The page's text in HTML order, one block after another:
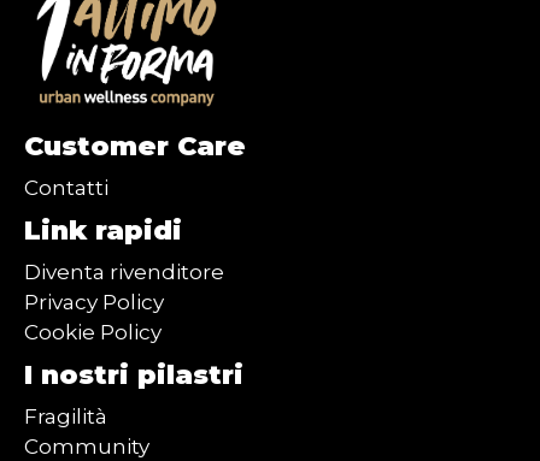
Customer Care
Contatti
Link rapidi
Diventa rivenditore
Privacy Policy
Cookie Policy
I nostri pilastri
Fragilità
Community